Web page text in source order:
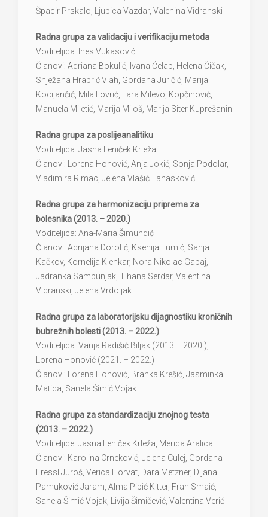
Špacir Prskalo, Ljubica Vazdar, Valenina Vidranski
Radna grupa za validaciju i verifikaciju metoda
Voditeljica: Ines Vukasović
Članovi: Adriana Bokulić, Ivana Ćelap, Helena Čičak,
Snježana Hrabrić Vlah, Gordana Juričić, Marija
Kocijančić, Mila Lovrić, Lara Milevoj Kopčinović,
Manuela Miletić, Marija Miloš, Marija Siter Kuprešanin
Radna grupa za poslijeanalitiku
Voditeljica: Jasna Leniček Krleža
Članovi: Lorena Honović, Anja Jokić, Sonja Podolar,
Vladimira Rimac, Jelena Vlašić Tanasković
Radna grupa za harmonizaciju priprema za
bolesnika(2013. – 2020.)
Voditeljica: Ana-Maria Šimundić
Članovi: Adrijana Dorotić, Ksenija Fumić, Sanja
Kačkov, Kornelija Klenkar, Nora Nikolac Gabaj,
Jadranka Sambunjak, Tihana Serdar, Valentina
Vidranski, Jelena Vrdoljak
Radna grupa za laboratorijsku dijagnostiku kroničnih
bubrežnih bolesti (2013. – 2022.)
Voditeljica: Vanja Radišić Biljak (2013.– 2020.),
Lorena Honović (2021. – 2022.)
Članovi: Lorena Honović, Branka Krešić, Jasminka
Matica, Sanela Šimić Vojak
Radna grupa za standardizaciju znojnog testa
(2013. – 2022.)
Voditeljice: Jasna Leniček Krleža, Merica Aralica
Članovi: Karolina Crneković, Jelena Culej, Gordana
Fressl Juroš, Verica Horvat, Dara Metzner, Dijana
Pamuković Jaram, Alma Pipić Kitter, Fran Smaić,
Sanela Šimić Vojak, Livija Šimičević, Valentina Verić